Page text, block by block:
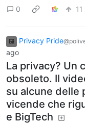
0 11
Privacy Pride
ago
La privacy? Un
obsoleto. Il
su alcune delle
vicende che
e BigTech